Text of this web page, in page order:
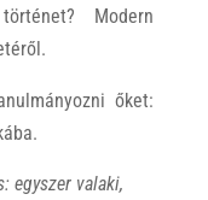
Modern
őket:
egyszer valaki,